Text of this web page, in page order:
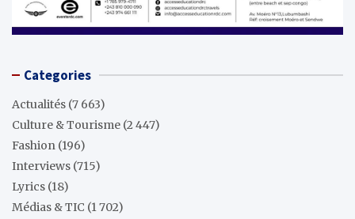
Categories
Actualités (7 663)
Culture & Tourisme (2 447)
Fashion (196)
Interviews (715)
Lyrics (18)
Médias & TIC (1 702)